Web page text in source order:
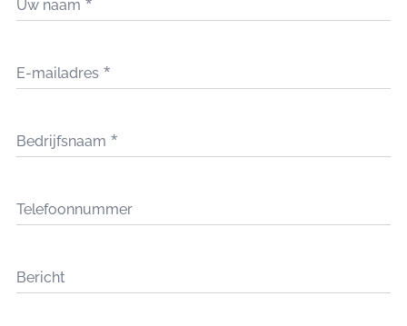
Uw naam
E-mailadres
Bedrijfsnaam
Telefoonnummer
Bericht